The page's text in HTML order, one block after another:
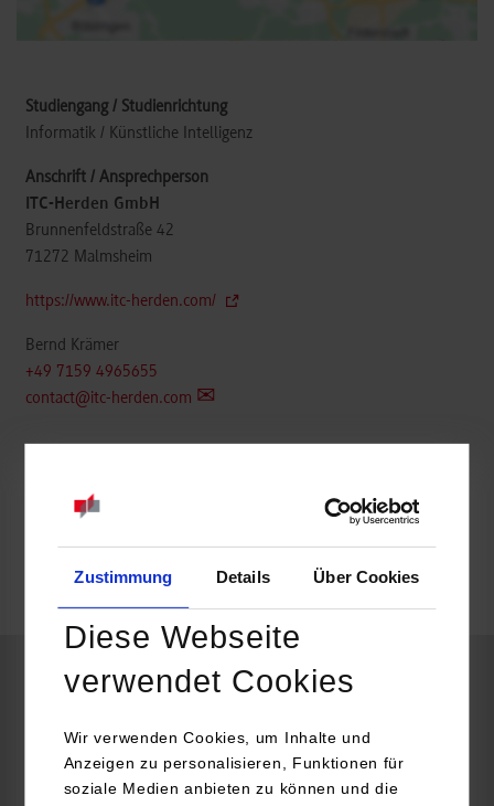
Zustimmung Details Über Cookies
Diese Webseite
verwendet Cookies
Wir verwenden Cookies, um Inhalte und
Anzeigen zu personalisieren, Funktionen für
soziale Medien anbieten zu können und die
Informatik / Künstliche Intelligenz
ITC-Herden GmbH
Brunnenfeldstraße 42
71272 Malmsheim
https://www.itc-herden.com/
Bernd Krämer
+49 7159 4965655
contact@itc-herden.com
Data Science & Künstliche Intelligenz
ITC-Herden GmbH
Brunnenfeldstraße 42